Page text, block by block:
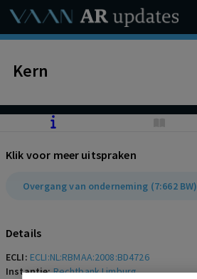
Kern
Klik voor meer uitspraken
Overgang van onderneming (7:662 BW)
Details
ECLI: ECLI:NL:RBMAA:2008:BD4726
Instantie:Rechtbank Limburg